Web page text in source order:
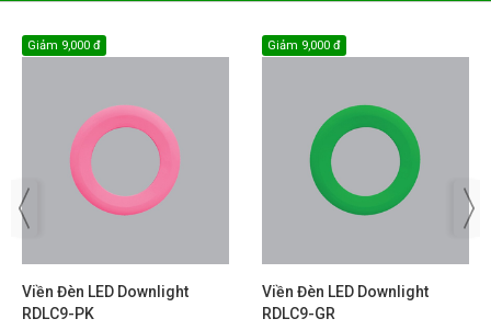
Viền Đèn LED Downlight
RDLC9-PK
Giảm 9,000 đ
Viền Đèn LED Downlight
RDLC9-GR
Giảm 9,000 đ